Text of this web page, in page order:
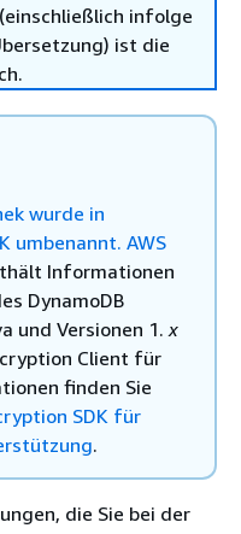
infolge
ist die
wurde in
umbenannt. AWS
Informationen
DynamoDB
und Versionen 1.x
Client für
finden Sie
SDK für
.
die Sie bei der